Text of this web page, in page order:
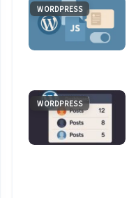
WORDPRESS
WORDPRESS